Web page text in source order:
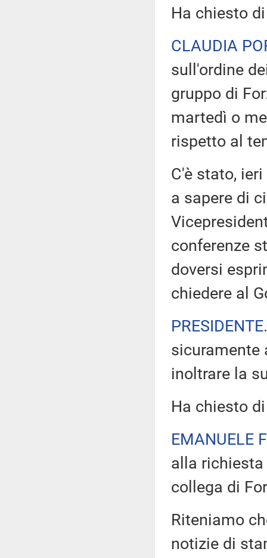
Ha chiesto
CLAUDIA
sull'ordine
gruppo di
martedì o
rispetto al
C'è stato,
a sapere di
conferenze
doversi
chiedere al
PRESIDENTE
sicuramente
inoltrare la
Ha chiesto
EMANUELE
alla
collega di
Riteniamo
notizie di